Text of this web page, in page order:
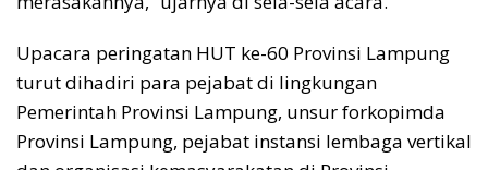
Upacara peringatan HUT ke-60 Provinsi Lampung
turut dihadiri para pejabat di lingkungan
Pemerintah Provinsi Lampung, unsur forkopimda
Provinsi Lampung, pejabat instansi lembaga vertikal